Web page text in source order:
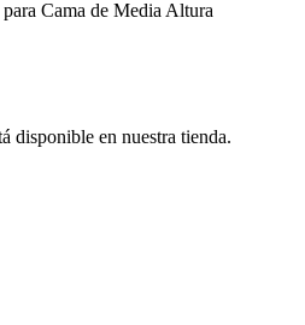
Cama de Media Altura
disponible en nuestra tienda.